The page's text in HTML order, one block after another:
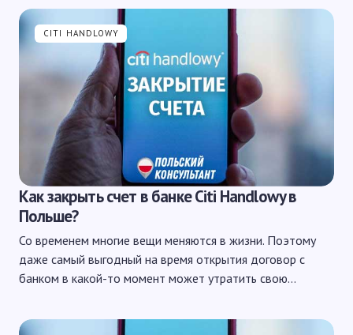
CITI HANDLOWY
Как закрыть счет в банке Citi Handlowy в
Польше?
Со временем многие вещи меняются в жизни. Поэтому
даже самый выгодный на время открытия договор с
банком в какой-то момент может утратить свою…